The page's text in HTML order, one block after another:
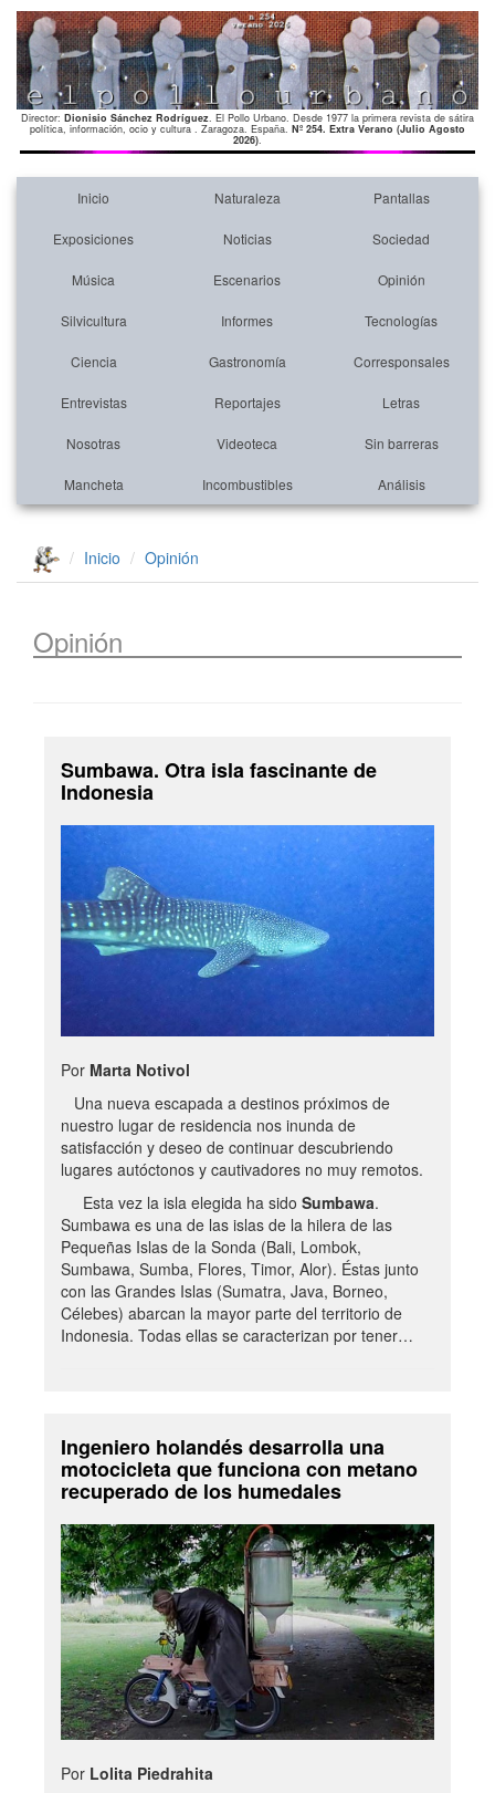
Director: Dionisio Sánchez Rodríguez. El Pollo Urbano. Desde 1977 la primera revista de sátira
política, información, ocio y cultura . Zaragoza. España. Nº 254. Extra Verano (Julio Agosto
2026).
Inicio Naturaleza Pantallas
Exposiciones Noticias Sociedad
Música Escenarios Opinión
Silvicultura Informes Tecnologías
Ciencia Gastronomía Corresponsales
Entrevistas Reportajes Letras
Nosotras Videoteca Sin barreras
Mancheta Incombustibles Análisis
Inicio Opinión
Opinión
Sumbawa. Otra isla fascinante de
Indonesia
Por Marta Notivol
Una nueva escapada a destinos próximos de
nuestro lugar de residencia nos inunda de
satisfacción y deseo de continuar descubriendo
lugares autóctonos y cautivadores no muy remotos.
Esta vez la isla elegida ha sido Sumbawa.
Sumbawa es una de las islas de la hilera de las
Pequeñas Islas de la Sonda (Bali, Lombok,
Sumbawa, Sumba, Flores, Timor, Alor). Éstas junto
con las Grandes Islas (Sumatra, Java, Borneo,
Célebes) abarcan la mayor parte del territorio de
Indonesia. Todas ellas se caracterizan por tener…
Ingeniero holandés desarrolla una
motocicleta que funciona con metano
recuperado de los humedales
Por Lolita Piedrahita